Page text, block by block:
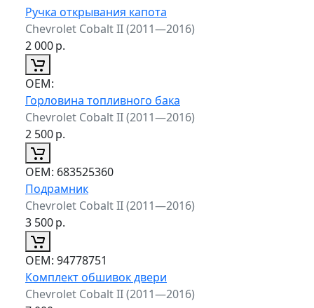
Ручка открывания капота
Chevrolet Cobalt II (2011—2016)
2 000р.
ОЕМ:
Горловина топливного бака
Chevrolet Cobalt II (2011—2016)
2 500р.
ОЕМ: 683525360
Подрамник
Chevrolet Cobalt II (2011—2016)
3 500р.
ОЕМ: 94778751
Комплект обшивок двери
Chevrolet Cobalt II (2011—2016)